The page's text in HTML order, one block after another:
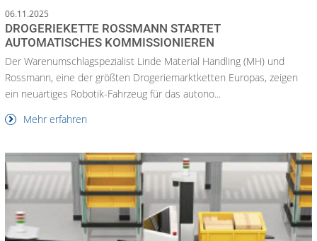
06.11.2025
DROGERIEKETTE ROSSMANN STARTET
AUTOMATISCHES KOMMISSIONIEREN
Der Warenumschlagspezialist Linde Material Handling (MH) und
Rossmann, eine der größten Drogeriemarktketten Europas, zeigen
ein neuartiges Robotik-Fahrzeug für das autono...
Mehr erfahren